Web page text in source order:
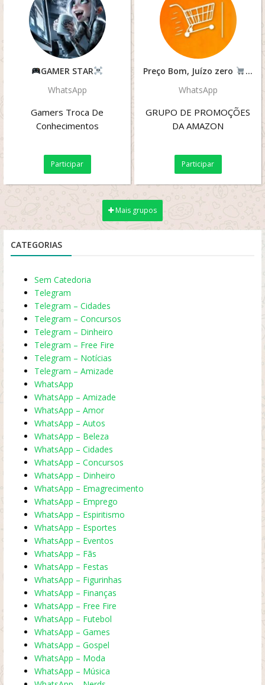
GAMER STAR
WhatsApp
Gamers Troca De
Conhecimentos
Participar
Preço Bom, Juízo zero
WhatsApp
GRUPO DE PROMOÇÕES
DA AMAZON
Participar
Mais grupos
CATEGORIAS
Sem Catedoria
Telegram
Telegram – Cidades
Telegram – Concursos
Telegram – Dinheiro
Telegram – Free Fire
Telegram – Notícias
Telegram – Amizade
WhatsApp
WhatsApp – Amizade
WhatsApp – Amor
WhatsApp – Autos
WhatsApp – Beleza
WhatsApp – Cidades
WhatsApp – Concursos
WhatsApp – Dinheiro
WhatsApp – Emagrecimento
WhatsApp – Emprego
WhatsApp – Espiritismo
WhatsApp – Esportes
WhatsApp – Eventos
WhatsApp – Fãs
WhatsApp – Festas
WhatsApp – Figurinhas
WhatsApp – Finanças
WhatsApp – Free Fire
WhatsApp – Futebol
WhatsApp – Games
WhatsApp – Gospel
WhatsApp – Moda
WhatsApp – Música